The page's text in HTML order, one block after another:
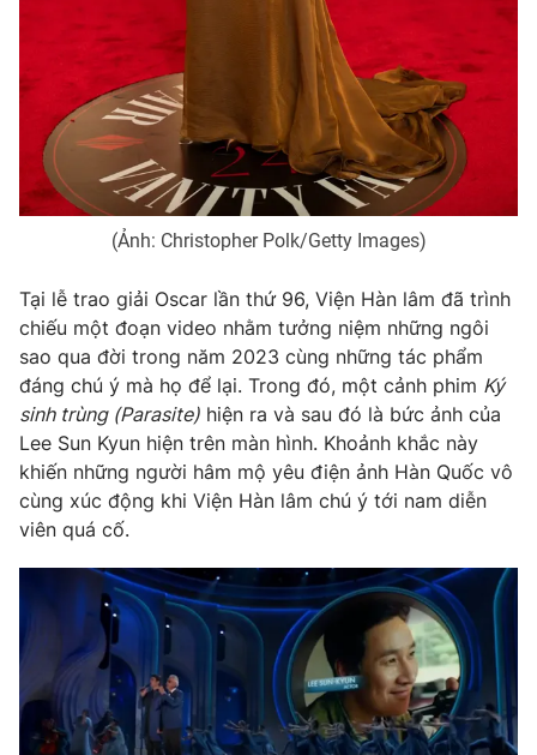
Thị trường 24h Tấm lòng Việt
VTV4 Vươn mình bằng AI
VTV9 VTV8
Liên hệ tòa soạn English
THỜI BÁO VTV
Theo dõi báo trên
Cơ quan báo chí:Thời báo VTV
Giấy phép hoạt động báo in và báo điện tử số 483/GP-BTTTT
cấp ngày 29/12/2023
Tổng Biên tập:Vũ Thanh Thủy
Phó Tổng Biên tập:
Nguyễn Thị Mỹ Hạnh, Phạm Quốc Thắng,
Nguyễn Trọng Ninh
(Ảnh: Christopher Polk/Getty Images)
Tại lễ trao giải Oscar lần thứ 96, Viện Hàn lâm đã trình
chiếu một đoạn video nhằm tưởng niệm những ngôi
sao qua đời trong năm 2023 cùng những tác phẩm
đáng chú ý mà họ để lại. Trong đó, một cảnh phim Ký
sinh trùng (Parasite) hiện ra và sau đó là bức ảnh của
Lee Sun Kyun hiện trên màn hình. Khoảnh khắc này
khiến những người hâm mộ yêu điện ảnh Hàn Quốc vô
cùng xúc động khi Viện Hàn lâm chú ý tới nam diễn
viên quá cố.